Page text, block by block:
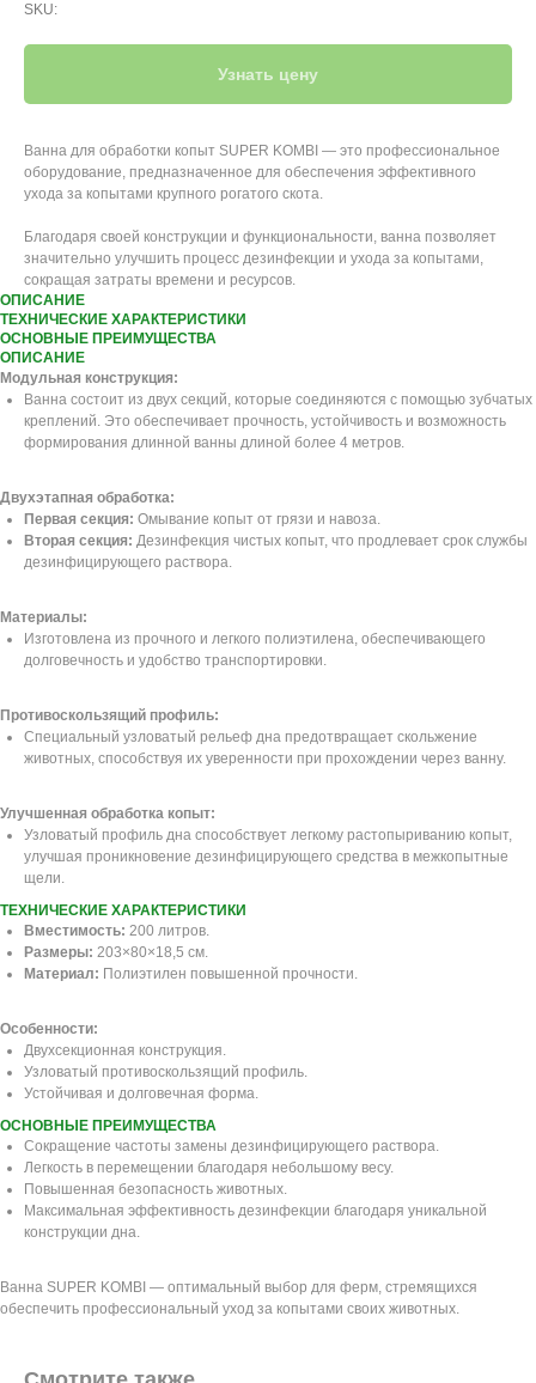
SKU:
Узнать цену
Ванна для обработки копыт SUPER KOMBI — это профессиональное
оборудование, предназначенное для обеспечения эффективного
ухода за копытами крупного рогатого скота.
Благодаря своей конструкции и функциональности, ванна позволяет
значительно улучшить процесс дезинфекции и ухода за копытами,
сокращая затраты времени и ресурсов.
ОПИСАНИЕ
ТЕХНИЧЕСКИЕ ХАРАКТЕРИСТИКИ
ОСНОВНЫЕ ПРЕИМУЩЕСТВА
ОПИСАНИЕ
Модульная конструкция:
Ванна состоит из двух секций, которые соединяются с помощью зубчатых
креплений. Это обеспечивает прочность, устойчивость и возможность
формирования длинной ванны длиной более 4 метров.
Двухэтапная обработка:
Первая секция: Омывание копыт от грязи и навоза.
Вторая секция: Дезинфекция чистых копыт, что продлевает срок службы
дезинфицирующего раствора.
Материалы:
Изготовлена из прочного и легкого полиэтилена, обеспечивающего
долговечность и удобство транспортировки.
Противоскользящий профиль:
Специальный узловатый рельеф дна предотвращает скольжение
животных, способствуя их уверенности при прохождении через ванну.
Улучшенная обработка копыт:
Узловатый профиль дна способствует легкому растопыриванию копыт,
улучшая проникновение дезинфицирующего средства в межкопытные
щели.
ТЕХНИЧЕСКИЕ ХАРАКТЕРИСТИКИ
Вместимость: 200 литров.
Размеры: 203×80×18,5 см.
Материал: Полиэтилен повышенной прочности.
Особенности:
Двухсекционная конструкция.
Узловатый противоскользящий профиль.
Устойчивая и долговечная форма.
ОСНОВНЫЕ ПРЕИМУЩЕСТВА
Сокращение частоты замены дезинфицирующего раствора.
Легкость в перемещении благодаря небольшому весу.
Повышенная безопасность животных.
Максимальная эффективность дезинфекции благодаря уникальной
конструкции дна.
Ванна SUPER KOMBI — оптимальный выбор для ферм, стремящихся
обеспечить профессиональный уход за копытами своих животных.